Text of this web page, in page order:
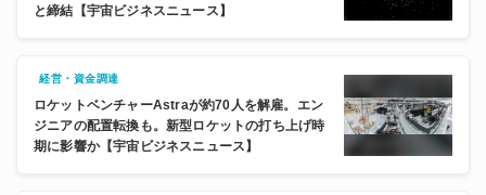
と締結【宇宙ビジネスニュース】
経営・資金調達
ロケットベンチャーAstraが約70人を解雇。エン
ジニアの配置転換も。新型ロケットの打ち上げ時
期に影響か【宇宙ビジネスニュース】